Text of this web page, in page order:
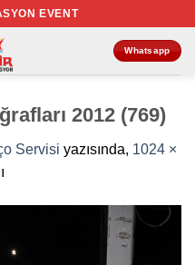
EVENT
Whatsapp
2012 (769)
Servisi yazısında, 1024 ×